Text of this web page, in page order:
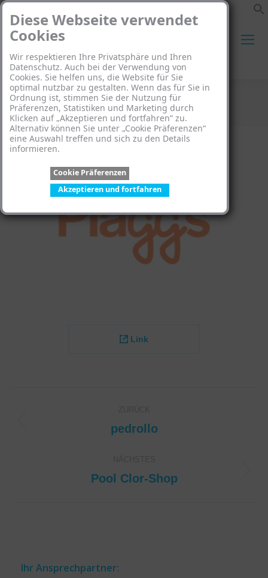
Diese Webseite verwendet
Cookies
Wir respektieren Ihre Privatsphäre und Ihren
Datenschutz. Auch bei der Verwendung von
Cookies. Sie helfen uns, die Website für Sie
optimal nutzbar zu gestalten. Wenn das für Sie in
Ordnung ist, stimmen Sie der Nutzung für
Präferenzen, Statistiken und Marketing durch
Klicken auf „Akzeptieren und fortfahren“ zu.
Alternativ können Sie unter „Cookie Präferenzen“
eine Auswahl treffen und sich zu den Details
informieren.
Cookie Präferenzen
Akzeptieren und fortfahren
Search:
Plaggs
Sie befinden sich hier:
Link
Previous
pedrollo
Next
Pool Clor-Shop
Ihr Ansprechpartner: